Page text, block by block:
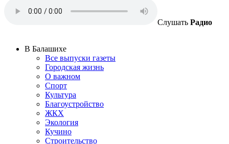
Слушать Радио
В Балашихе
Все выпуски газеты
Городская жизнь
О важном
Спорт
Культура
Благоустройство
ЖКХ
Экология
Кучино
Строительство